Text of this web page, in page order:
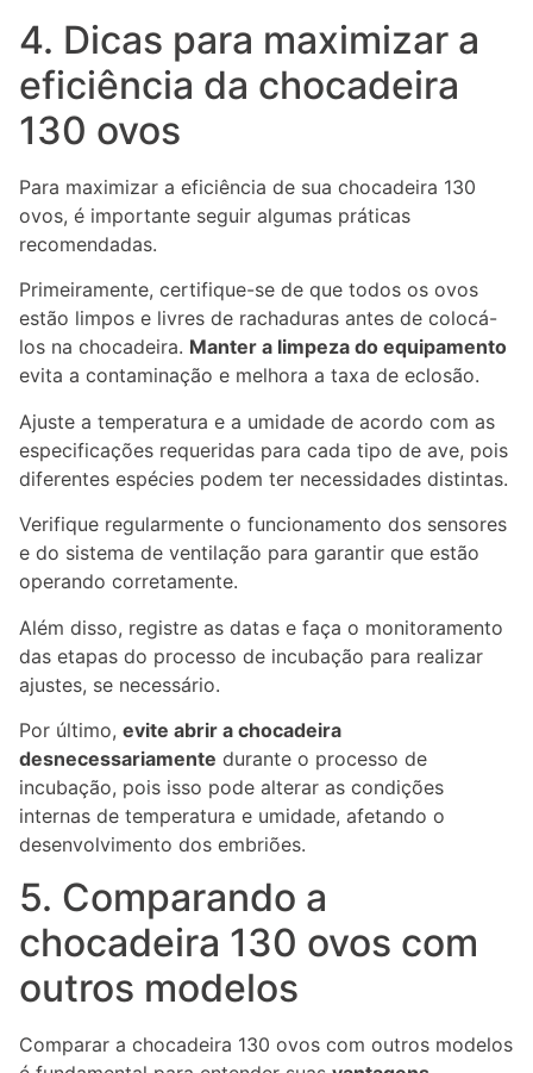
4. Dicas para maximizar a
eficiência da chocadeira
130 ovos
Para maximizar a eficiência de sua chocadeira 130
ovos, é importante seguir algumas práticas
recomendadas.
Primeiramente, certifique-se de que todos os ovos
estão limpos e livres de rachaduras antes de colocá-
los na chocadeira. Manter a limpeza do equipamento
evita a contaminação e melhora a taxa de eclosão.
Ajuste a temperatura e a umidade de acordo com as
especificações requeridas para cada tipo de ave, pois
diferentes espécies podem ter necessidades distintas.
Verifique regularmente o funcionamento dos sensores
e do sistema de ventilação para garantir que estão
operando corretamente.
Além disso, registre as datas e faça o monitoramento
das etapas do processo de incubação para realizar
ajustes, se necessário.
Por último, evite abrir a chocadeira
desnecessariamente durante o processo de
incubação, pois isso pode alterar as condições
internas de temperatura e umidade, afetando o
desenvolvimento dos embriões.
5. Comparando a
chocadeira 130 ovos com
outros modelos
Comparar a chocadeira 130 ovos com outros modelos